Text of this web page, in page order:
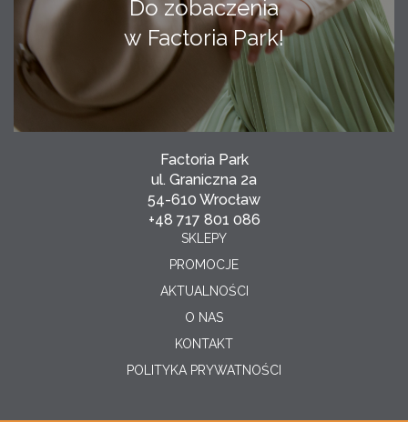
Do zobaczenia
w Factoria Park!
Factoria Park
ul. Graniczna 2a
54-610 Wrocław
+48 717 801 086
SKLEPY
PROMOCJE
AKTUALNOŚCI
O NAS
KONTAKT
POLITYKA PRYWATNOŚCI